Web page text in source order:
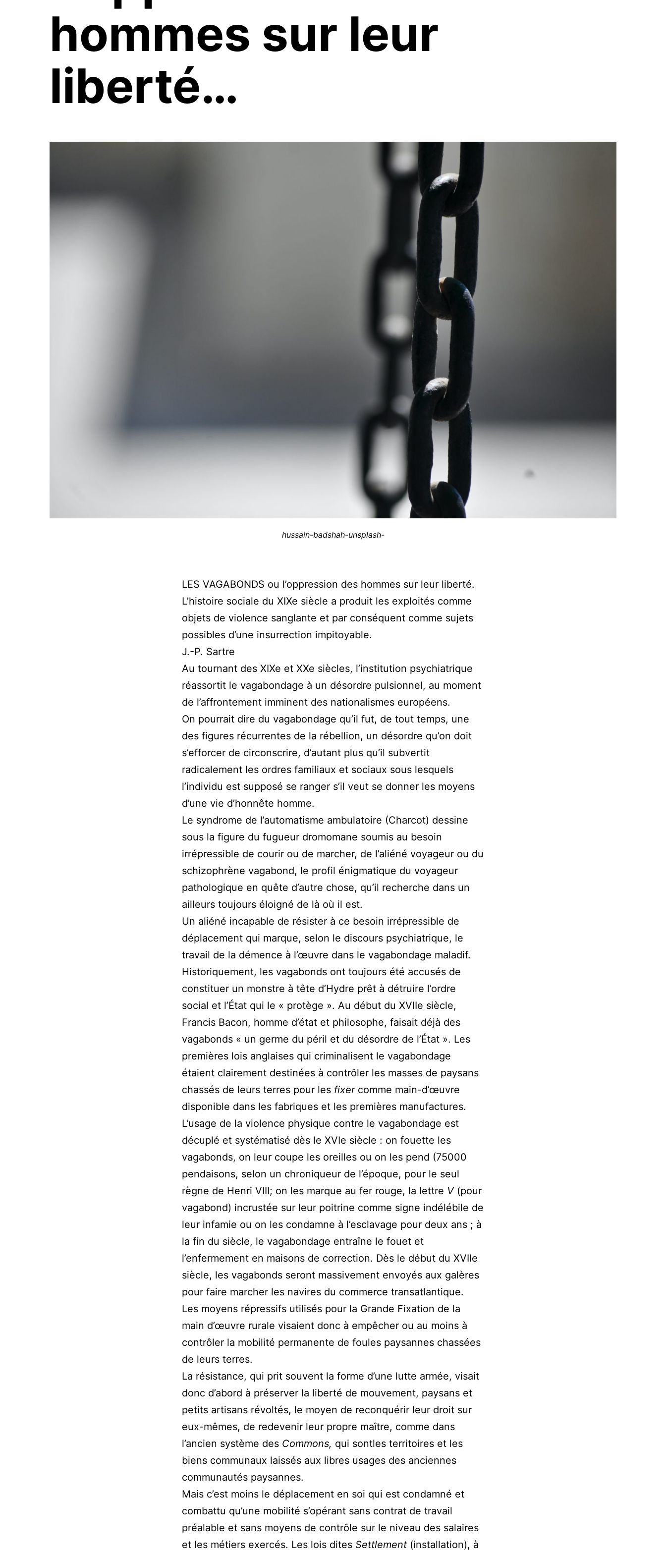
hommes sur leur
liberté…
hussain-badshah-unsplash-
LES VAGABONDS ou l’oppression des hommes sur leur liberté.
L’histoire sociale du XIXe siècle a produit les exploités comme
objets de violence sanglante et par conséquent comme sujets
possibles d’une insurrection impitoyable.
J.-P. Sartre
Au tournant des XIXe et XXe siècles, l’institution psychiatrique
réassortit le vagabondage à un désordre pulsionnel, au moment
de l’affrontement imminent des nationalismes européens.
On pourrait dire du vagabondage qu’il fut, de tout temps, une
des figures récurrentes de la rébellion, un désordre qu’on doit
s’efforcer de circonscrire, d’autant plus qu’il subvertit
radicalement les ordres familiaux et sociaux sous lesquels
l’individu est supposé se ranger s’il veut se donner les moyens
d’une vie d’honnête homme.
Le syndrome de l’automatisme ambulatoire (Charcot) dessine
sous la figure du fugueur dromomane soumis au besoin
irrépressible de courir ou de marcher, de l’aliéné voyageur ou du
schizophrène vagabond, le profil énigmatique du voyageur
pathologique en quête d’autre chose, qu’il recherche dans un
ailleurs toujours éloigné de là où il est.
Un aliéné incapable de résister à ce besoin irrépressible de
déplacement qui marque, selon le discours psychiatrique, le
travail de la démence à l’œuvre dans le vagabondage maladif.
Historiquement, les vagabonds ont toujours été accusés de
constituer un monstre à tête d’Hydre prêt à détruire l’ordre
social et l’État qui le « protège ». Au début du XVIIe siècle,
Francis Bacon, homme d’état et philosophe, faisait déjà des
vagabonds « un germe du péril et du désordre de l’État ». Les
premières lois anglaises qui criminalisent le vagabondage
étaient clairement destinées à contrôler les masses de paysans
chassés de leurs terres pour les fixercomme main-d’œuvre
disponible dans les fabriques et les premières manufactures.
L’usage de la violence physique contre le vagabondage est
décuplé et systématisé dès le XVIe siècle : on fouette les
vagabonds, on leur coupe les oreilles ou on les pend (75000
pendaisons, selon un chroniqueur de l’époque, pour le seul
règne de Henri VIII; on les marque au fer rouge, la lettre V (pour
vagabond) incrustée sur leur poitrine comme signe indélébile de
leur infamie ou on les condamne à l’esclavage pour deux ans ; à
la fin du siècle, le vagabondage entraîne le fouet et
l’enfermement en maisons de correction. Dès le début du XVIIe
siècle, les vagabonds seront massivement envoyés aux galères
pour faire marcher les navires du commerce transatlantique.
Les moyens répressifs utilisés pour la Grande Fixation de la
main d’œuvre rurale visaient donc à empêcher ou au moins à
contrôler la mobilité permanente de foules paysannes chassées
de leurs terres.
La résistance, qui prit souvent la forme d’une lutte armée, visait
donc d’abord à préserver la liberté de mouvement, paysans et
petits artisans révoltés, le moyen de reconquérir leur droit sur
eux-mêmes, de redevenir leur propre maître, comme dans
l’ancien système des Commons, qui sontles territoires et les
biens communaux laissés aux libres usages des anciennes
communautés paysannes.
Mais c’est moins le déplacement en soi qui est condamné et
combattu qu’une mobilité s’opérant sans contrat de travail
préalable et sans moyens de contrôle sur le niveau des salaires
et les métiers exercés. Les lois dites Settlement (installation), à